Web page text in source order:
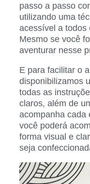
passo a passo
utilizando uma
acessível a todos
Mesmo se você
aventurar nesse
E para facilitar o
disponibilizamos
todas as
claros, além de
acompanha cada
você poderá
forma visual e
seja